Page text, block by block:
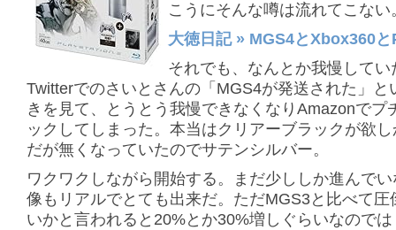
こうにそんな噂は流れてこない
大徳日記 » MGS4とXbox360と
それでも、なんとか我慢してい
Twitterでのさいとさんの「MGS4が発送された」と
きを見て、とうとう我慢できなくなりAmazonでプ
ックしてしまった。本当はクリアーブラックが欲
だが無くなっていたのでサテンシルバー。
ワクワクしながら開始する。まだ少ししか進んで
像もリアルでとても出来だ。ただMGS3と比べて圧
いかと言われると20%とか30%増しぐらいなので